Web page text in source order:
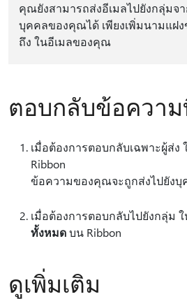
คุณยังสามารถส่งอีเมลไปยังกลุ่มจ
บุคคลของคุณได้ เพียงเพิ่มนามแฝ
ถึง ในอีเมลของคุณ
ตอบกลับข้อควา
เมื่อต้องการตอบกลับเฉพาะผู้ส่ง
Ribbon
ข้อความของคุณจะถูกส่งไปยัง
เมื่อต้องการตอบกลับไปยังกลุ่ม
ทั้งหมดบน Ribbon
ดูเพิ่มเติม